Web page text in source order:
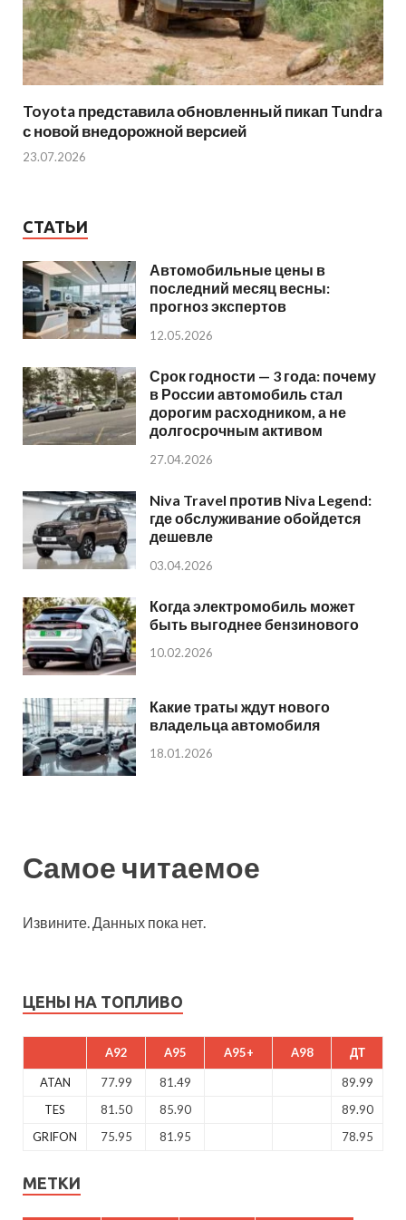
Toyota представила обновленный пикап Tundra
с новой внедорожной версией
23.07.2026
СТАТЬИ
Автомобильные цены в
последний месяц весны:
прогноз экспертов
12.05.2026
Срок годности — 3 года: почему
в России автомобиль стал
дорогим расходником, а не
долгосрочным активом
27.04.2026
Niva Travel против Niva Legend:
где обслуживание обойдется
дешевле
03.04.2026
Когда электромобиль может
быть выгоднее бензинового
10.02.2026
Какие траты ждут нового
владельца автомобиля
18.01.2026
Самое читаемое
Извините. Данных пока нет.
ЦЕНЫ НА ТОПЛИВО
A92 A95 A95+ A98 ДТ
ATAN 77.99 81.49
89.99
TES
81.50 85.90
89.90
GRIFON
75.95 81.95 78.95
МЕТКИ